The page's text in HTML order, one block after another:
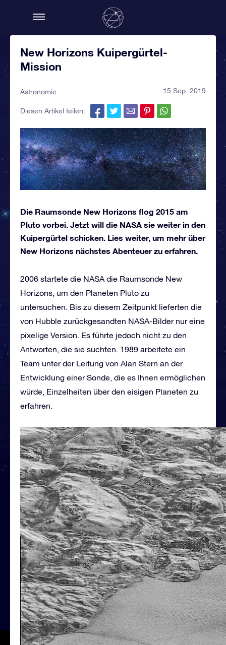
New Horizons Kuipergürtel-
Mission
Astronomie 15 Sep. 2019
Diesen Artikel teilen:
Die Raumsonde New Horizons flog 2015 am
Pluto vorbei. Jetzt will die NASA sie weiter in den
Kuipergürtel schicken. Lies weiter, um mehr über
New Horizons nächstes Abenteuer zu erfahren.
2006 startete die NASA die Raumsonde New
Horizons, um den Planeten Pluto zu
untersuchen. Bis zu diesem Zeitpunkt lieferten die
von Hubble zurückgesandten NASA-Bilder nur eine
pixelige Version. Es führte jedoch nicht zu den
Antworten, die sie suchten. 1989 arbeitete ein
Team unter der Leitung von Alan Stern an der
Entwicklung einer Sonde, die es Ihnen ermöglichen
würde, Einzelheiten über den eisigen Planeten zu
erfahren.